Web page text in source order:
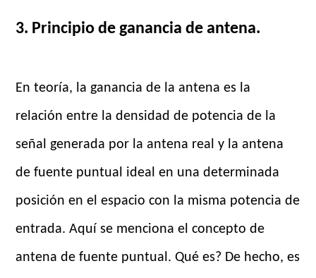
3. Principio de ganancia de antena.
En teoría, la ganancia de la antena es la
relación entre la densidad de potencia de la
señal generada por la antena real y la antena
de fuente puntual ideal en una determinada
posición en el espacio con la misma potencia de
entrada. Aquí se menciona el concepto de
antena de fuente puntual. Qué es? De hecho, es